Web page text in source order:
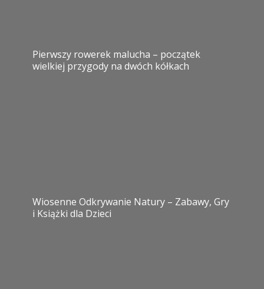
Pierwszy rowerek malucha – początek
wielkiej przygody na dwóch kółkach
Wiosenne Odkrywanie Natury – Zabawy, Gry
i Książki dla Dzieci